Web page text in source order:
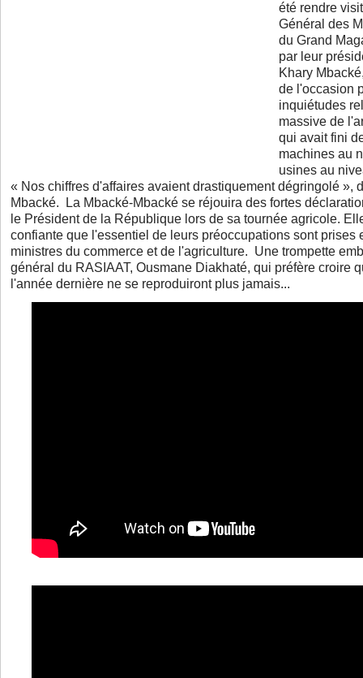
été rendre
Général des
du Grand
par leur
Khary
de l'occasion
inquiétudes
massive de
qui avait fini
machines au
usines au
« Nos chiffres d'affaires avaient drastiquement dégringolé »,
Mbacké. La Mbacké-Mbacké se réjouira des fortes
le Président de la République lors de sa tournée agricole.
confiante que l'essentiel de leurs préoccupations sont prises
ministres du commerce et de l'agriculture. Une trompette
général du RASIAAT, Ousmane Diakhaté, qui préfère croire
l'année dernière ne se reproduiront plus jamais...